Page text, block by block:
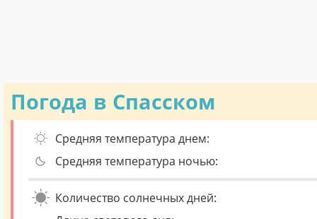
Погода в Спасском
Средняя температура днем:
Средняя температура ночью:
Количество солнечных дней: